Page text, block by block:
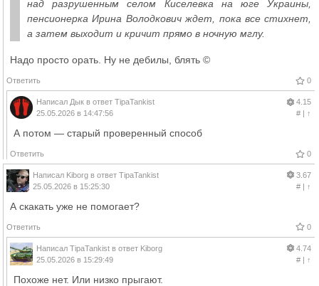
над разрушенным селом Киселевка на юге Украины,
пенсионерка Ирина Володкович ждет, пока все стихнет,
а затем выходит и кричит прямо в ночную мглу.
Надо просто орать. Ну не дебилы, блять ©
Ответить 0
Написал Дык в ответ TipaTankist
25.05.2026 в 14:47:56
4.15
#| ↑
А потом — старый проверенный способ
Ответить 0
Написал Kiborg в ответ TipaTankist
25.05.2026 в 15:25:30
3.67
#| ↑
А скакать уже не помогает?
Ответить 0
Написал TipaTankist в ответ Kiborg
25.05.2026 в 15:29:49
4.74
#| ↑
Похоже нет. Или низко прыгают.